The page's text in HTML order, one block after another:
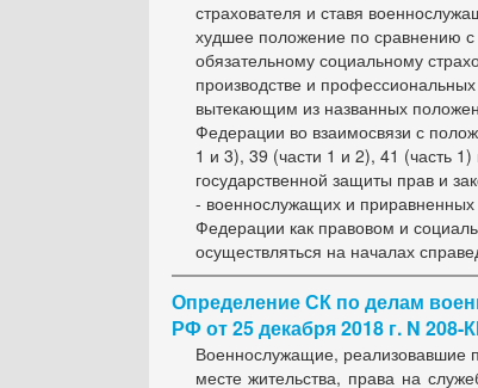
страхователя и ставя
худшее положение по сравнению
обязательному социальному
производстве и
вытекающим из названных
Федерации во взаимосвязи с
1 и 3), 39 (части 1 и 2), 41 (часть 1)
государственной защиты прав и
- военнослужащих и приравненных
Федерации как правовом и
осуществляться на началах
Определение СК по делам
РФ от 25 декабря 2018 г. N 208-
Военнослужащие, реализовавшие
месте жительства, права на